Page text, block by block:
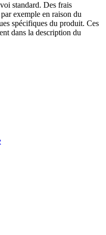
standard. Des frais
exemple en raison du
spécifiques du produit. Ces
dans la description du